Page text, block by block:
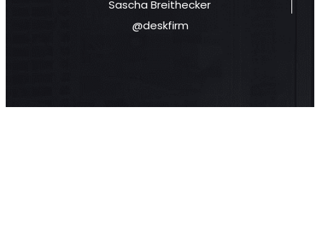
Sascha Breithecker
@deskfirm